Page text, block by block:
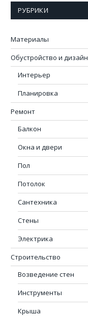
РУБРИКИ
Материалы
Обустройство и дизайн
Интерьер
Планировка
Ремонт
Балкон
Окна и двери
Пол
Потолок
Сантехника
Стены
Электрика
Строительство
Возведение стен
Инструменты
Крыша